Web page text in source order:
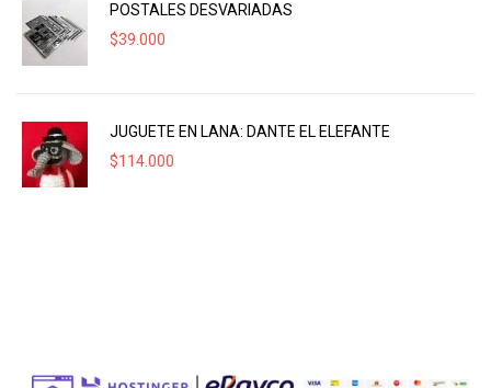
POSTALES DESVARIADAS
$39.000
JUGUETE EN LANA: DANTE EL ELEFANTE
$114.000